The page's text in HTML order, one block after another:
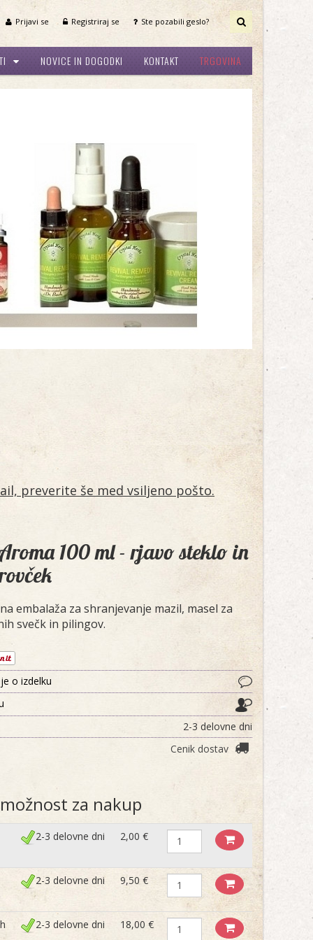
Prijavi se Registriraj se Ste pozabili geslo?
NOVICE IN DOGODKI KONTAKT TRGOVINA
preverite še med vsiljeno pošto.
100 ml - rjavo steklo in
embalaža za shranjevanje mazil, masel za
svečk in pilingov.
o izdelku
2-3 delovne dni
Cenik dostav
za nakup
2-3 delovne dni 2,00 €
2-3 delovne dni 9,50 €
2-3 delovne dni 18,00 €